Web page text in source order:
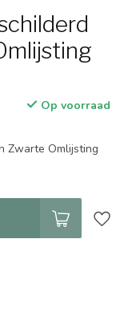
Op voorraad
Zwarte Omlijsting